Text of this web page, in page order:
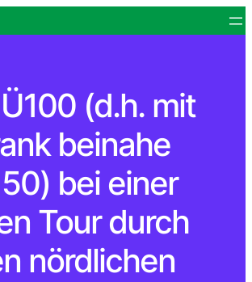
(d.h. mit
beinahe
bei einer
Tour durch
nördlichen